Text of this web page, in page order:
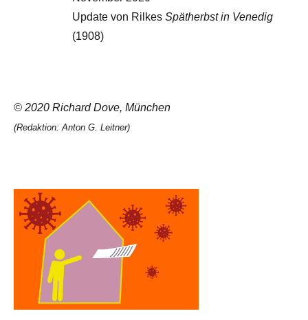
Update von Rilkes Spätherbst in Venedig
(1908)
© 2020 Richard Dove, München
(Redaktion: Anton G. Leitner)